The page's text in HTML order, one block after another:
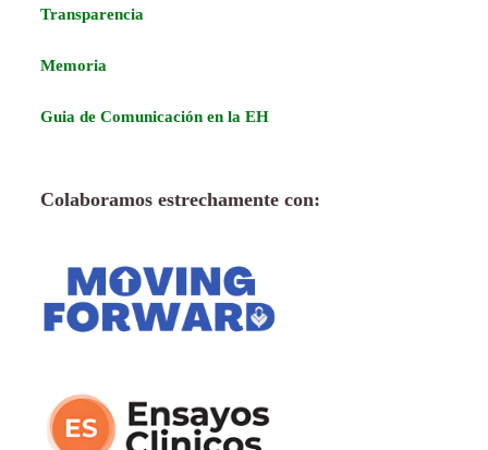
Transparencia
Memoria
Guia de Comunicación en la EH
Colaboramos estrechamente con: